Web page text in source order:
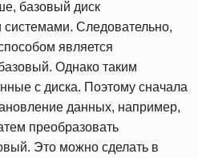
базовый диск
Следовательно,
является
Однако таким
с диска. Поэтому сначала
данных, например,
преобразовать
Это можно сделать в